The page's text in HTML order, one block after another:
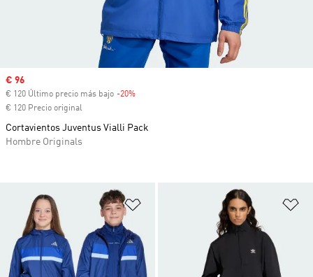
Añadir a la lista de deseos
Precio de venta
€ 96
€ 120 Último precio más bajo -20%
€ 120 Precio original
Cortavientos Juventus Vialli Pack
Hombre Originals